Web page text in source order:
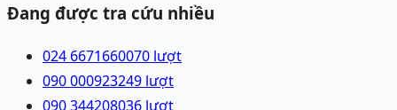
Đang được tra cứu nhiều
024 6671660070 lượt
090 000923249 lượt
090 344208036 lượt